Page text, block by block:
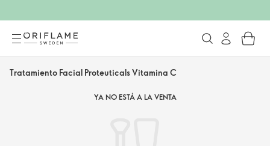
Tratamiento Facial Proteuticals Vitamina C
YA NO ESTÁ A LA VENTA